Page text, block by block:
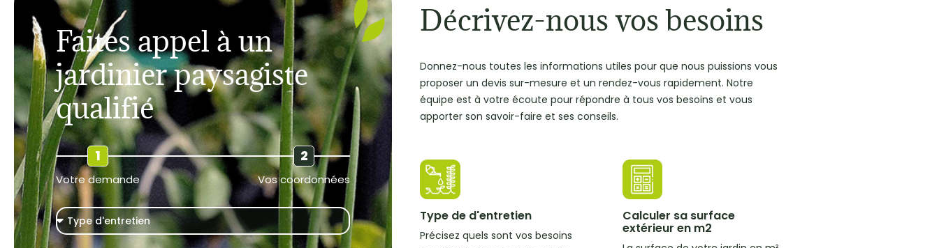
Faites appel à un
jardinier paysagiste
qualifié
1
Votre demande
2
Vos coordonnées
Décrivez-nous vos besoins
Donnez-nous toutes les informations utiles pour que nous puissions vous
proposer un devis sur-mesure et un rendez-vous rapidement. Notre
équipe est à votre écoute pour répondre à tous vos besoins et vous
apporter son savoir-faire et ses conseils.
Type de d'entretien
Précisez quels sont vos besoins
Calculer sa surface
extérieur en m2